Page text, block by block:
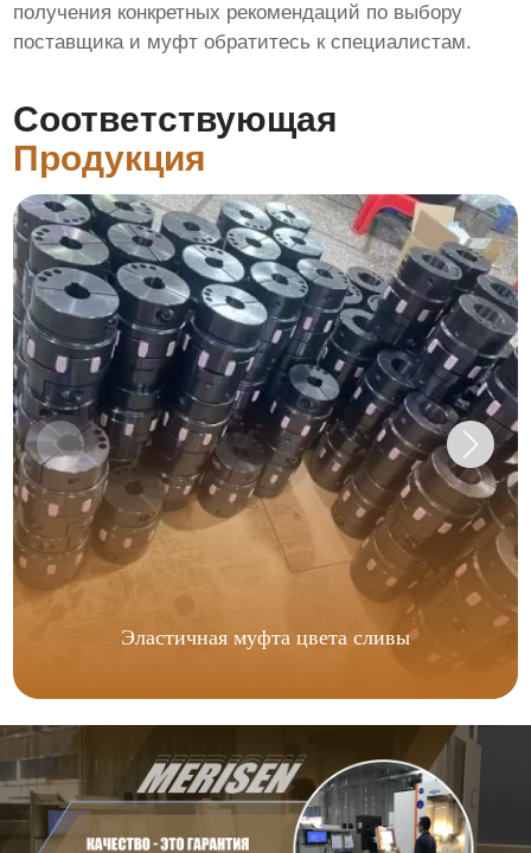
получения конкретных рекомендаций по выбору
поставщика и муфт обратитесь к специалистам.
Соответствующая
Продукция
Эластичная муфта цвета сливы